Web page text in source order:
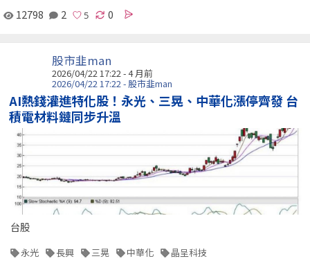
12798 2 0
股市韭man
2026/04/22 17:22 - 4 月前
2026/04/22 17:22 - 股市韭man
AI熱錢灌進特化股！永光、三晃、中華化漲停齊發 台
積電材料鏈同步升溫
台股
永光 長興 三晃 中華化 晶呈科技